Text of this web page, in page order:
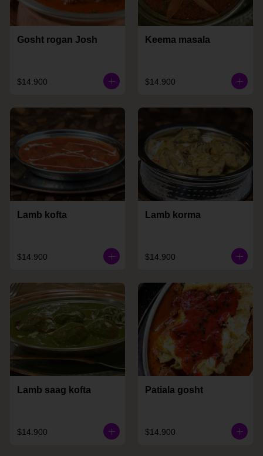
Gosht rogan Josh
$14.900
Keema masala
$14.900
Lamb kofta
$14.900
Lamb korma
$14.900
Lamb saag kofta
$14.900
Patiala gosht
$14.900